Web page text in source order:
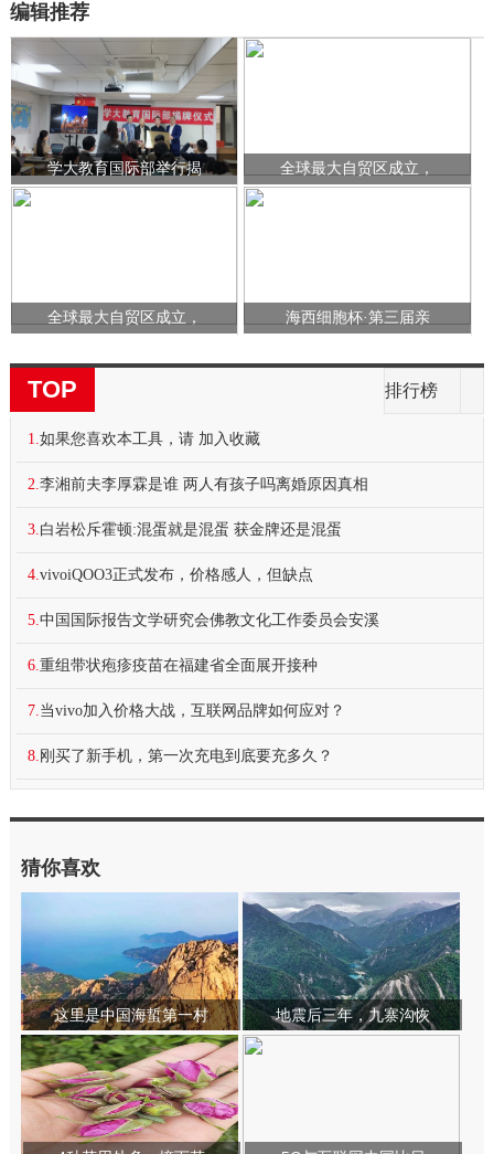
编辑推荐
学大教育国际部举行揭 全球最大自贸区成立，
全球最大自贸区成立， 海西细胞杯·第三届亲
TOP 排行榜
1.如果您喜欢本工具，请 加入收藏
2.李湘前夫李厚霖是谁 两人有孩子吗离婚原因真相
3.白岩松斥霍顿:混蛋就是混蛋 获金牌还是混蛋
4.vivoiQOO3正式发布，价格感人，但缺点
5.中国国际报告文学研究会佛教文化工作委员会安溪
6.重组带状疱疹疫苗在福建省全面展开接种
7.当vivo加入价格大战，互联网品牌如何应对？
8. 刚买了新手机，第一次充电到底要充多久？
猜你喜欢
这里是中国海蜇第一村 地震后三年，九寨沟恢